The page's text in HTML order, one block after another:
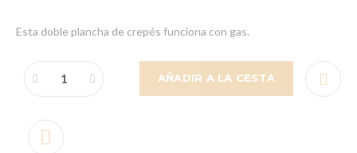
Esta doble plancha de crepés funciona con gas.
AÑADIR A LA CESTA